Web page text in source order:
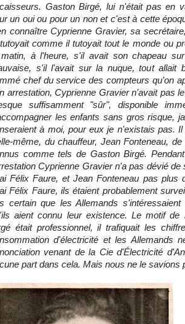
Gaston Birgé, lui n'était pas en
un oui ou pour un non et c'est à cette
connaître Cyprienne Gravier, sa
comme il tutoyait tout le monde ou
à l'heure, s'il avait son chapeau
s'il l'avait sur la nuque, tout allait
chef du service des compteurs qu'on
arrestation, Cyprienne Gravier n'avait pas
suffisamment "sûr", disponible
les enfants sans gros risque,
à moi, pour eux je n'existais pas.
même, du chauffeur, Jean Fonteneau,
comme tels de Gaston Birgé.
Cyprienne Gravier n'a pas dévié de
Félix Faure, et Jean Fonteneau pas plus
Félix Faure, ils étaient probablement
certain que les Allemands
aient connu leur existence. Le motif de
était professionnel, il trafiquait les
d'électricité et les Allemands
venant de la Cie d'Électricité
part dans cela. Mais nous ne le savions